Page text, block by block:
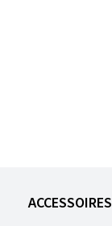
ACCESSOIRES